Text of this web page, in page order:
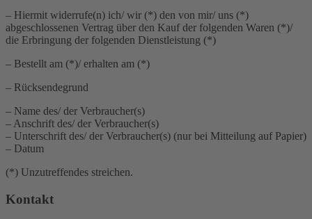
– Hiermit widerrufe(n) ich/ wir (*) den von mir/ uns (*)
abgeschlossenen Vertrag über den Kauf der folgenden Waren (*)/
die Erbringung der folgenden Dienstleistung (*)
– Bestellt am (*)/ erhalten am (*)
– Rücksendegrund
– Name des/ der Verbraucher(s)
– Anschrift des/ der Verbraucher(s)
– Unterschrift des/ der Verbraucher(s) (nur bei Mitteilung auf Papier)
– Datum
(*) Unzutreffendes streichen.
Kontakt